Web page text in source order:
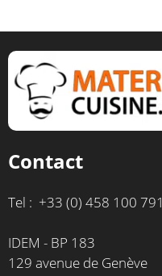
Contact
Tel : +33 (0) 458 100 791
IDEM - BP 183
129 avenue de Genève